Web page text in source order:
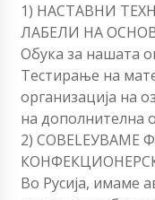
1) НАСТАВНИ
ЛАБЕЛИ НА
Обука за нашата
Тестирање на
организација на
на дополнителна
2) СОВЕLEУВАМЕ
Во Русија, имаме